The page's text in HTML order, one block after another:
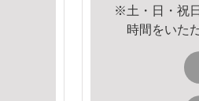
※土・日・祝
時間をいた